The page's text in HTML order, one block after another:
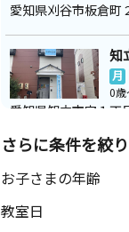
愛知県刈谷市板倉町
知
月
0歳
愛知県知立市宝１
さらに条件を絞
お子さまの年齢
教室日